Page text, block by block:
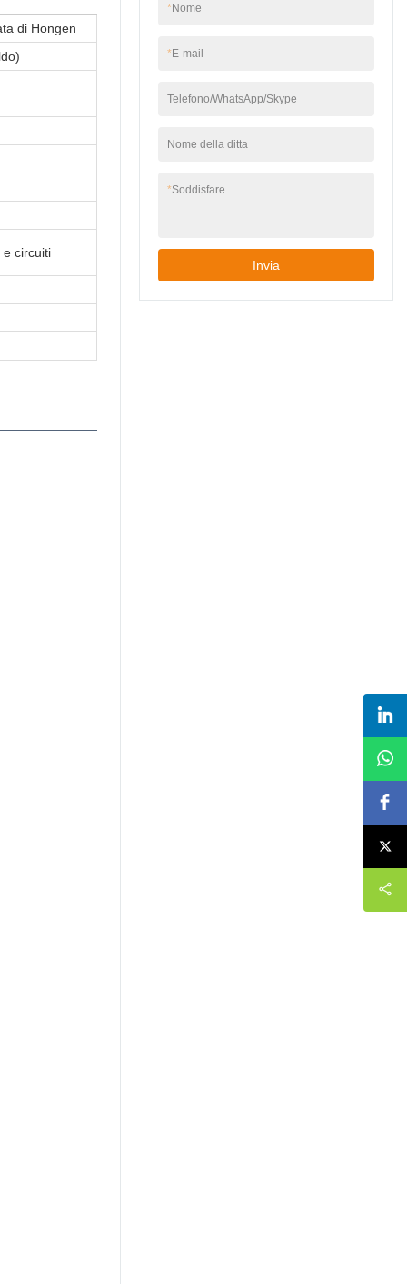
di Hongen
e circuiti
*Nome
*E-mail
Telefono/WhatsApp/Skype
Nome della ditta
*Soddisfare
Invia